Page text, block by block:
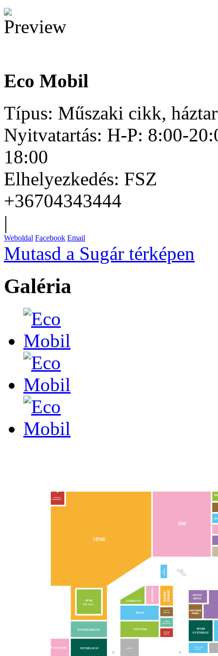
Eco Mobil
Típus: Műszaki cikk,
Nyitvatartás: H-P: 8:00-
18:00
Elhelyezkedés: FSZ
+36704343444
|
Weboldal Facebook Email
Mutasd a Sugár térképen
Galéria
MOSDÓ
MOBIL
ADÁS-VÉTEL
KONYHASHOW FITTNASS
IBUSZ
MONA
DIVAT
SPURI
FUTÓBOLT
FORNETTI HERBÁRIA
DM
SPAR
SPAR
TO GO...
NEMZETI
DOHÁNYBOLT
TOP-UP!
PERFUME
IBUSZEXCHANGE
EXCLUSIVE
CHANGE
INMEDIO
HÍRLAP
PETDELICAT
BIOHAIR